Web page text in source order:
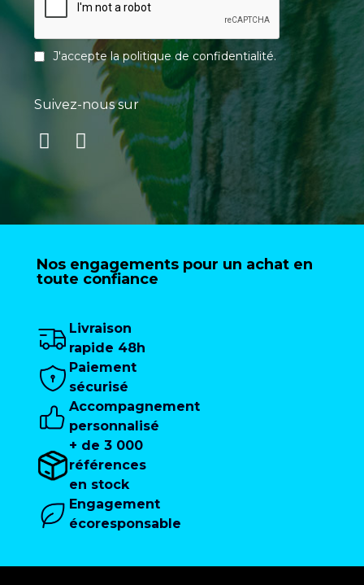
J'accepte lapolitique de confidentialité.
Suivez-nous sur
Nos engagements pour un achat en
toute confiance
Livraison
rapide 48h
Paiement
sécurisé
Accompagnement
personnalisé
+ de 3 000
références
en stock
Engagement
écoresponsable